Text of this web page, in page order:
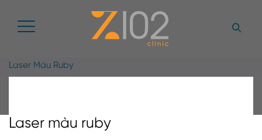
Laser Màu Ruby
Laser màu ruby